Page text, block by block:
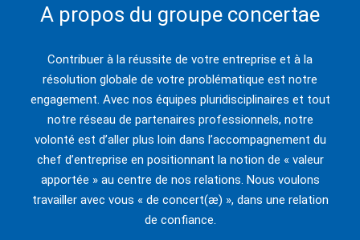
A propos du groupe concertae
Contribuer à la réussite de votre entreprise et à la
résolution globale de votre problématique est notre
engagement. Avec nos équipes pluridisciplinaires et tout
notre réseau de partenaires professionnels, notre
volonté est d’aller plus loin dans l’accompagnement du
chef d’entreprise en positionnant la notion de « valeur
apportée » au centre de nos relations. Nous voulons
travailler avec vous « de concert(æ) », dans une relation
de confiance.